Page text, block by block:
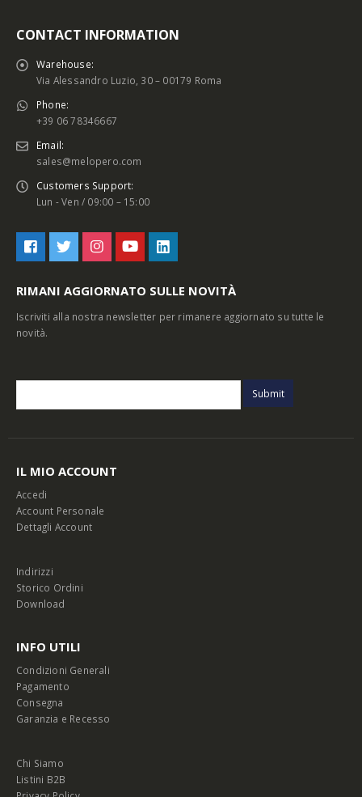
CONTACT INFORMATION
Warehouse:
Via Alessandro Luzio, 30 – 00179 Roma
Phone:
+39 06 78346667
Email:
sales@melopero.com
Customers Support:
Lun - Ven / 09:00 – 15:00
RIMANI AGGIORNATO SULLE NOVITÀ
Iscriviti alla nostra newsletter per rimanere aggiornato su tutte le
novità.
IL MIO ACCOUNT
Accedi
Account Personale
Dettagli Account
Indirizzi
Storico Ordini
Download
INFO UTILI
Condizioni Generali
Pagamento
Consegna
Garanzia e Recesso
Chi Siamo
Listini B2B